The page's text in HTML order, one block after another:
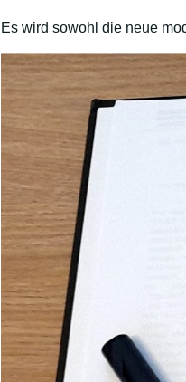
Es wird sowohl die neue